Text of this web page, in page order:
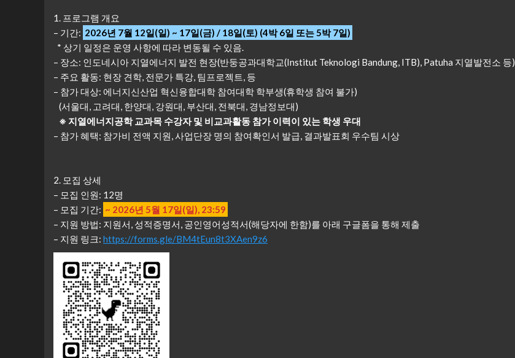
1. 프로그램 개요
– 기간: 2026년 7월 12일(일) ~ 17일(금) / 18일(토) (4박 6일 또는 5박 7일)
* 상기 일정은 운영 사항에 따라 변동될 수 있음.
– 장소: 인도네시아 지열에너지 발전 현장(반둥공과대학교(Institut Teknologi Bandung, ITB), Patuha 지열발전소 등)
– 주요 활동: 현장 견학, 전문가 특강, 팀프로젝트, 등
– 참가 대상: 에너지신산업 혁신융합대학 참여대학 학부생(휴학생 참여 불가)
(서울대, 고려대, 한양대, 강원대, 부산대, 전북대, 경남정보대)
※ 지열에너지공학 교과목 수강자 및 비교과활동 참가 이력이 있는 학생 우대
– 참가 혜택: 참가비 전액 지원, 사업단장 명의 참여확인서 발급, 결과발표회 우수팀 시상
2. 모집 상세
– 모집 인원: 12명
– 모집 기간: ~ 2026년 5월 17일(일), 23:59
– 지원 방법: 지원서, 성적증명서, 공인영어성적서(해당자에 한함)를 아래 구글폼을 통해 제출
– 지원 링크: https://forms.gle/BM4tEun8t3XAen9z6